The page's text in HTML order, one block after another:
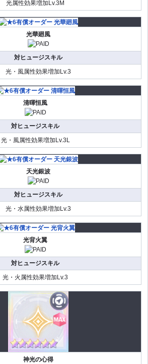
光属性効果増加Lv.3M
光華廻風
対ヒュージスキル
光・風属性効果増加Lv.3
清暉恒風
対ヒュージスキル
光・風属性効果増加Lv.3L
天光銀波
対ヒュージスキル
光・水属性効果増加Lv.3
光背火翼
対ヒュージスキル
光・火属性効果増加Lv.3
神光の心得